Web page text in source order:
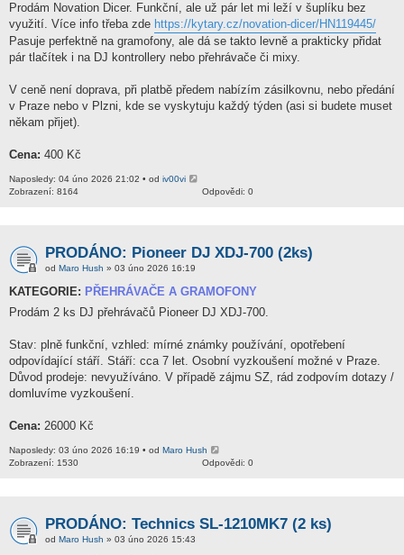
Prodám Novation Dicer. Funkční, ale už pár let mi leží v šuplíku bez
využití. Více info třeba zde https://kytary.cz/novation-dicer/HN119445/
Pasuje perfektně na gramofony, ale dá se takto levně a prakticky přidat
pár tlačítek i na DJ kontrollery nebo přehrávače či mixy.
V ceně není doprava, při platbě předem nabízím zásilkovnu, nebo předání
v Praze nebo v Plzni, kde se vyskytuju každý týden (asi si budete muset
někam přijet).
Cena: 400 Kč
Naposledy: 04 úno 2026 21:02 • od iv00vi
Odpovědi: 0
Zobrazení: 8164
PRODÁNO: Pioneer DJ XDJ-700 (2ks)
od Maro Hush » 03 úno 2026 16:19
KATEGORIE: PŘEHRÁVAČE A GRAMOFONY
Prodám 2 ks DJ přehrávačů Pioneer DJ XDJ-700.
Stav: plně funkční, vzhled: mírné známky používání, opotřebení
odpovídající stáří. Stáří: cca 7 let. Osobní vyzkoušení možné v Praze.
Důvod prodeje: nevyužíváno. V případě zájmu SZ, rád zodpovím dotazy /
domluvíme vyzkoušení.
Cena: 26000 Kč
Naposledy: 03 úno 2026 16:19 • od Maro Hush
Odpovědi: 0
Zobrazení: 1530
PRODÁNO: Technics SL-1210MK7 (2 ks)
od Maro Hush » 03 úno 2026 15:43